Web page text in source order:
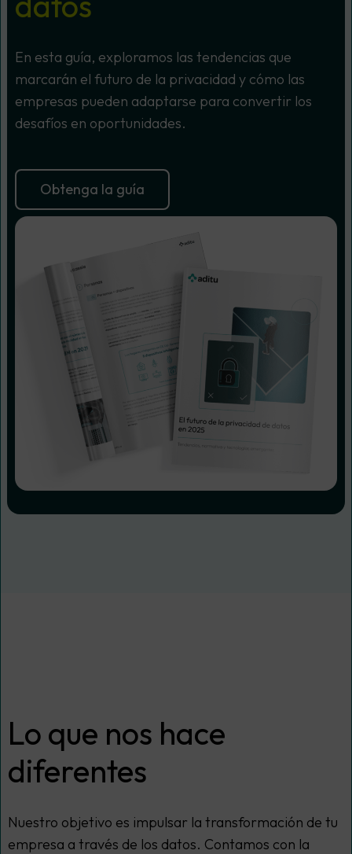
En esta guía, exploramos las tendencias que
marcarán el futuro de la privacidad y cómo las
empresas pueden adaptarse para convertir los
desafíos en oportunidades.
Obtenga la guía
Lo que nos hace
diferentes
Nuestro objetivo es impulsar la transformación de tu
empresa a través de los datos. Contamos con la